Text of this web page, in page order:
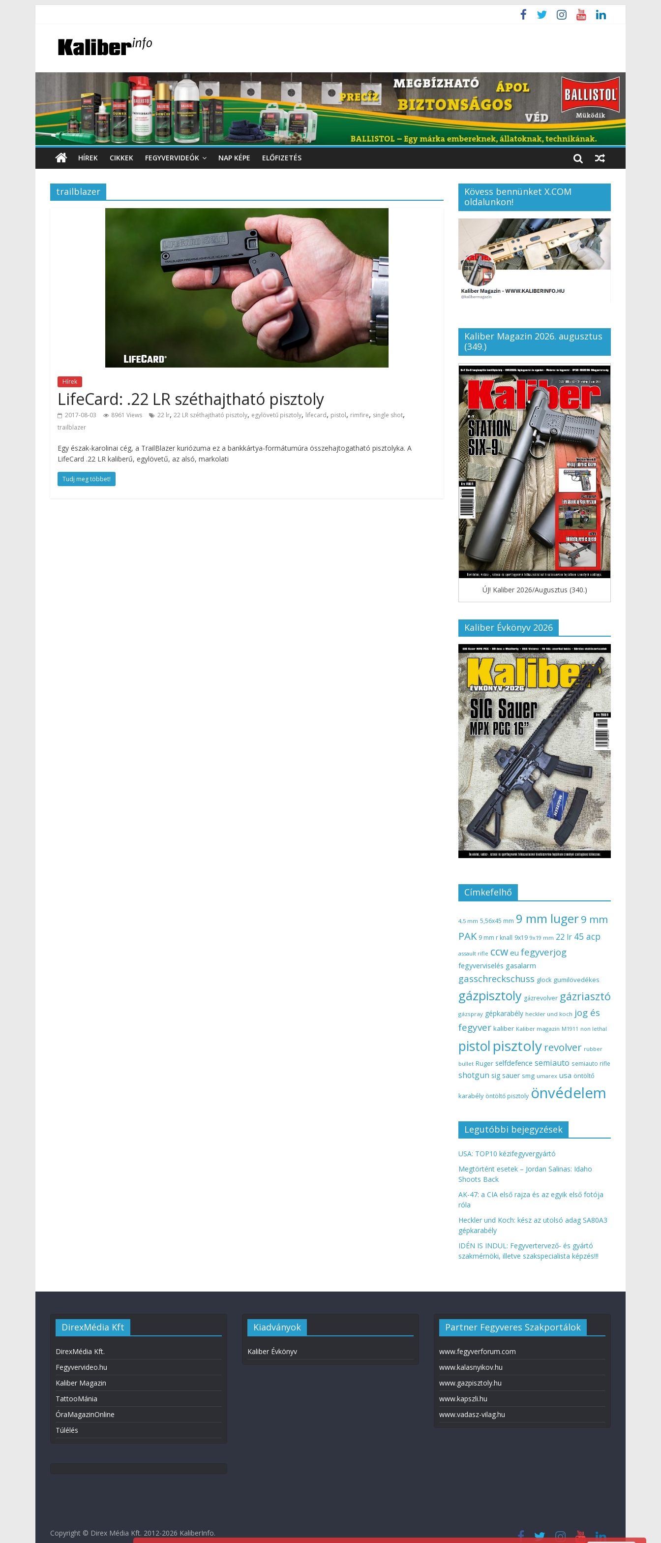
HÍREK CIKKEK FEGYVERVIDEÓK NAP KÉPE ELŐFIZETÉS
trailblazer
Hírek
LifeCard: .22 LR széthajtható pisztoly
2017-08-03 8961 Views 22 lr, 22 LR széthajtható pisztoly, egylövetű pisztoly, lifecard, pistol, rimfire, single shot,
trailblazer
Egy észak-karolinai cég, a TrailBlazer kuriózuma ez a bankkártya-formátumúra összehajtogatható pisztolyka. A
LifeCard .22 LR kaliberű, egylövetű, az alsó, markolati
Tudj meg többet!
Kövess bennünket X.COM
oldalunkon!
Kaliber Magazin 2026. augusztus
(349.)
ÚJ! Kaliber 2026/Augusztus (340.)
Kaliber Évkönyv 2026
Címkefelhő
4,5 mm 5,56x45 mm 9 mm luger9 mm
PAK 9 mm r knall 9x19 9x19 mm 22 lr 45 acp
assault rifle ccw eu fegyverjog
fegyverviselés gasalarm
gasschreckschuss glock gumilövedékes
gázpisztoly gázrevolver gázriasztó
gázspray gépkarabély heckler und koch jog és
fegyver kaliber Kaliber magazin M1911 non lethal
pistol pisztoly revolver rubber
bullet Ruger selfdefence semiauto semiauto rifle
shotgun sig sauer smg umarex usa öntöltő
karabély öntöltő pisztoly önvédelem
Legutóbbi bejegyzések
USA: TOP10 kézifegyvergyártó
Megtörtént esetek – Jordan Salinas: Idaho
Shoots Back
AK-47: a CIA első rajza és az egyik első fotója
róla
Heckler und Koch: kész az utolsó adag SA80A3
gépkarabély
IDÉN IS INDUL: Fegyvertervező- és gyártó
szakmérnöki, illetve szakspecialista képzés!!!
DirexMédia Kft
DirexMédia Kft.
Fegyvervideo.hu
Kaliber Magazin
TattooMánia
ÓraMagazinOnline
Túlélés
Kiadványok
Kaliber Évkönyv
Partner Fegyveres Szakportálok
www.fegyverforum.com
www.kalasnyikov.hu
www.gazpisztoly.hu
www.kapszli.hu
www.vadasz-vilag.hu
Copyright © Direx Média Kft. 2012-2026 KaliberInfo.